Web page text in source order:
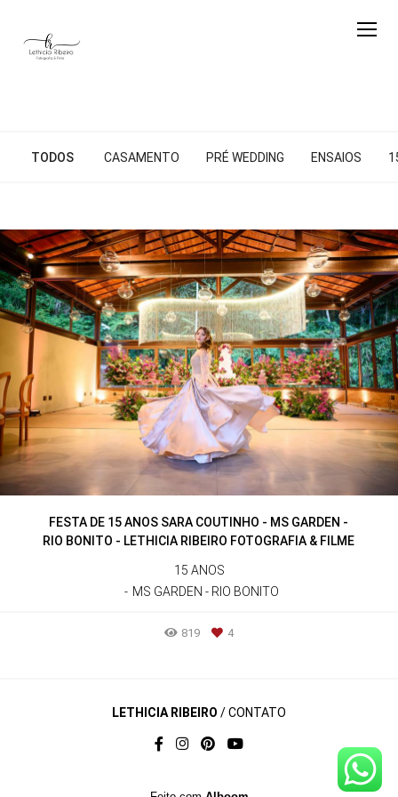
TODOS CASAMENTO PRÉ WEDDING ENSAIOS
FESTA DE 15 ANOS SARA COUTINHO - MS GARDEN -
RIO BONITO - LETHICIA RIBEIRO FOTOGRAFIA & FILME
15 ANOS
MS GARDEN - RIO BONITO
819 4
LETHICIA RIBEIRO /CONTATO